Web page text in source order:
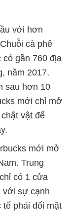
với hơn
cà phê
có gần 760 địa
năm 2017,
sau hơn 10
mới chỉ mở
vật để
mới mở
Trung
có 1 cửa
với sự cạnh
tế phải đối mặt